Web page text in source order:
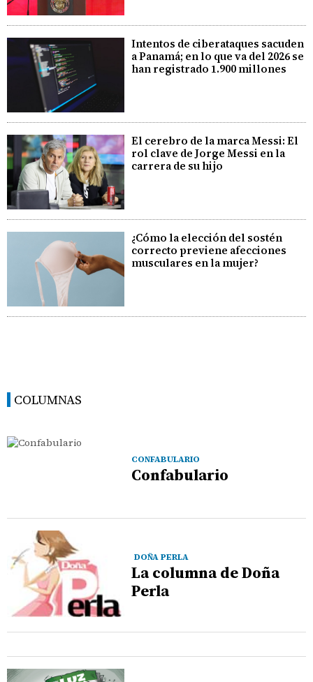
Intentos de ciberataques sacuden
a Panamá; en lo que va del 2026 se
han registrado 1.900 millones
El cerebro de la marca Messi: El
rol clave de Jorge Messi en la
carrera de su hijo
¿Cómo la elección del sostén
correcto previene afecciones
musculares en la mujer?
COLUMNAS
CONFABULARIO
Confabulario
DOÑA PERLA
La columna de Doña
Perla